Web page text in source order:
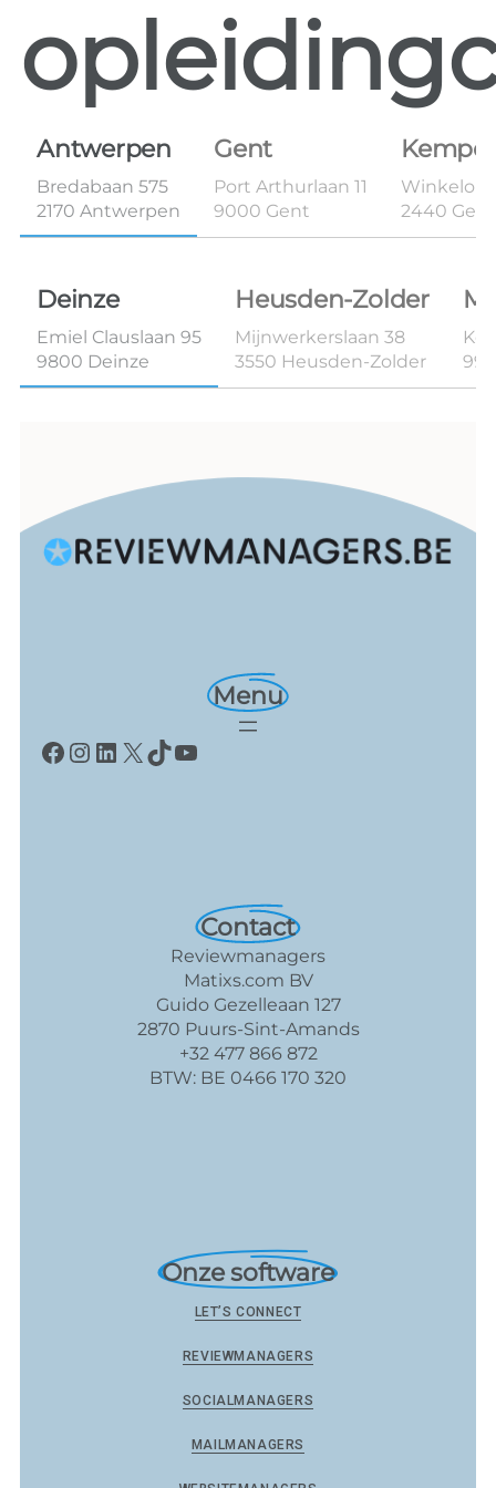
Antwerpen
Bredabaan 575
2170 Antwerpen
Gent
Port Arthurlaan 11
9000 Gent
Winkelom
2440 Geel
Deinze
Emiel Clauslaan 95
9800 Deinze
Heusden-Zolder
Mijnwerkerslaan 38
3550 Heusden-Zolder
Menu
Facebook
Instagram
LinkedIn
X TikTok
YouTube
Contact
Reviewmanagers
Matixs.com BV
Guido Gezelleaan 127
2870 Puurs-Sint-Amands
+32 477 866 872
BTW: BE 0466 170 320
Onze software
LET’S CONNECT
REVIEWMANAGERS
SOCIALMANAGERS
MAILMANAGERS